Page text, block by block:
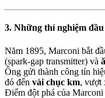
3. Những thí nghiệm đầu
Năm 1895, Marconi bắt
(spark-gap transmitter) và
Ông gửi thành công tín
đó đến vài chục km, vượt
Điểm đột phá của Marconi